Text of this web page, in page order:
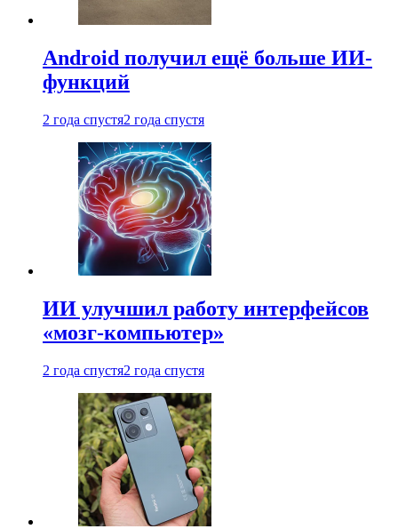
Android получил ещё больше ИИ-
функций
2 года спустя2 года спустя
ИИ улучшил работу интерфейсов
«мозг-компьютер»
2 года спустя2 года спустя